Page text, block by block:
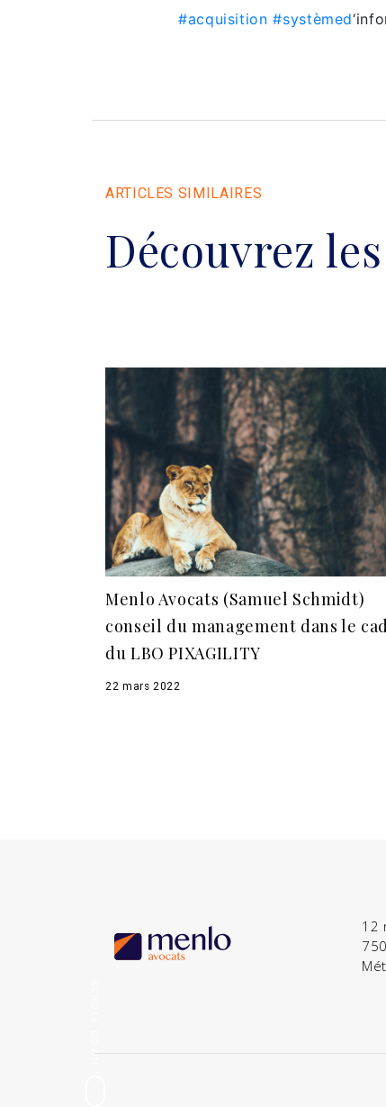
#acquisition #systèmed
ARTICLES SIMILAIRES
Découvrez
Menlo Avocats (Samuel Schmidt)
conseil du management dans le
du LBO PIXAGILITY
22 mars 2022
12